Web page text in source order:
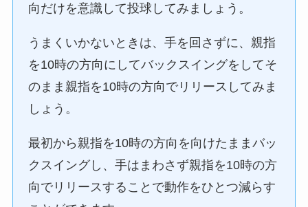
向だけを意識して投球してみましょう。
うまくいかないときは、手を回さずに、親指
を10時の方向にしてバックスイングをしてそ
のまま親指を10時の方向でリリースしてみま
しょう。
最初から親指を10時の方向を向けたままバッ
クスイングし、手はまわさず親指を10時の方
向でリリースすることで動作をひとつ減らす